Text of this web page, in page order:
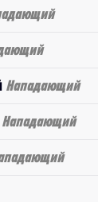
Нападающий
Нападающий